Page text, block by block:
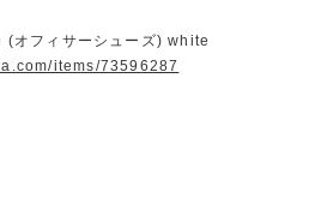
フィサーシューズ) white
items/73596287